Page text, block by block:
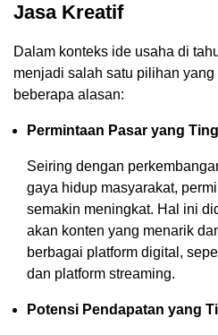
Jasa Kreatif
Dalam konteks ide usaha di
menjadi salah satu pilihan
beberapa alasan:
Permintaan Pasar yang
Seiring dengan
gaya hidup masyarakat,
semakin meningkat. Hal ini
akan konten yang menarik
berbagai platform digital,
dan platform streaming.
Potensi Pendapatan yang